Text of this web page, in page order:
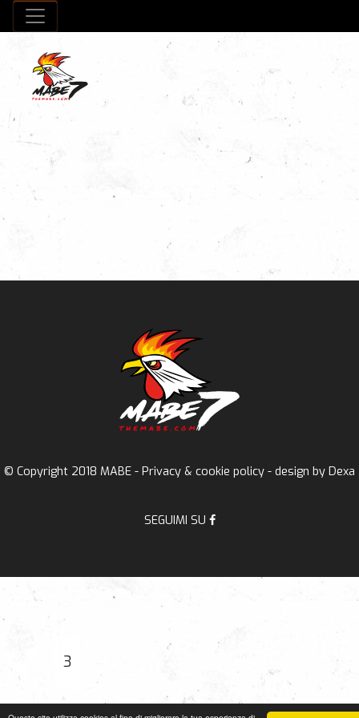
3
© Copyright 2018 MABE - Privacy & cookie policy - design by Dexa
SEGUIMI SU